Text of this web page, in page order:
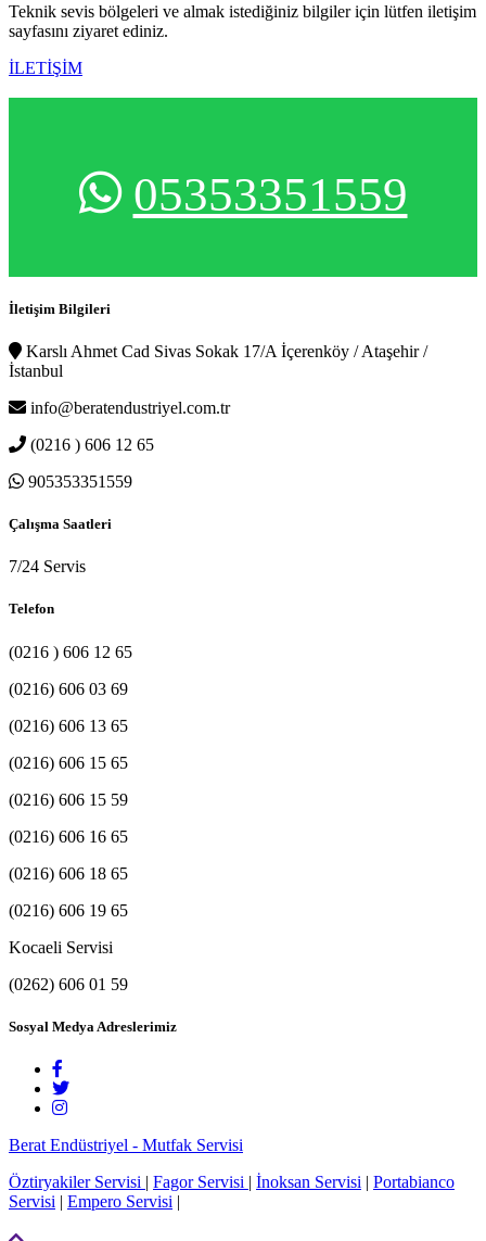
Teknik sevis bölgeleri ve almak istediğiniz bilgiler için lütfen iletişim
sayfasını ziyaret ediniz.
İLETİŞİM
05353351559
İletişim Bilgileri
Karslı Ahmet Cad Sivas Sokak 17/A İçerenköy / Ataşehir /
İstanbul
info@beratendustriyel.com.tr
(0216 ) 606 12 65
905353351559
Çalışma Saatleri
7/24 Servis
Telefon
(0216 ) 606 12 65
(0216) 606 03 69
(0216) 606 13 65
(0216) 606 15 65
(0216) 606 15 59
(0216) 606 16 65
(0216) 606 18 65
(0216) 606 19 65
Kocaeli Servisi
(0262) 606 01 59
Sosyal Medya Adreslerimiz
Berat Endüstriyel - Mutfak Servisi
Öztiryakiler Servisi | Fagor Servisi | İnoksan Servisi | Portabianco
Servisi | Empero Servisi |